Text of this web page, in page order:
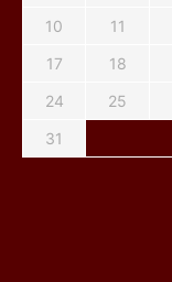
10
11
17
18
24
25
31